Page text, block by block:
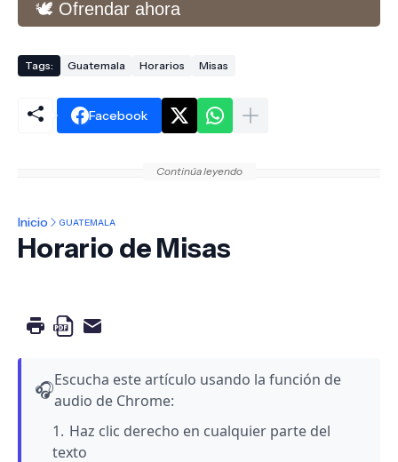
🕊️ Ofrendar ahora
Tags: Guatemala Horarios Misas
Facebook
Continúa leyendo
Inicio GUATEMALA
Horario de Misas
🎧Escucha este artículo usando la función de
audio de Chrome:
Haz clic derecho en cualquier parte del
texto